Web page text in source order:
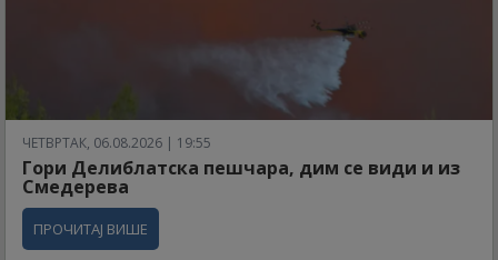
ЧЕТВРТАК, 06.08.2026 | 19:55
Гори Делиблатска пешчара, дим се види и из
Смедерева
ПРОЧИТАЈ ВИШЕ